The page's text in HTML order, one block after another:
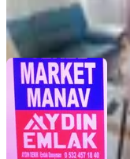
Yükseliş EmlakYunus
Ara